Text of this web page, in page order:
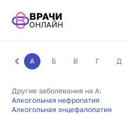
ВРАЧИ
ОНЛАЙН
А Б В Г Д
Другие заболевания на А:
Алкогольная нефропатия
Алкогольная энцефалопатия